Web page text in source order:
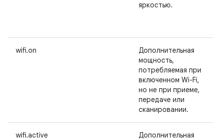
яркостью.
wifi.on
Дополнительная
мощность,
потребляемая при
включенном Wi-Fi,
но не при приеме,
передаче или
сканировании.
wifi.active
Дополнительная